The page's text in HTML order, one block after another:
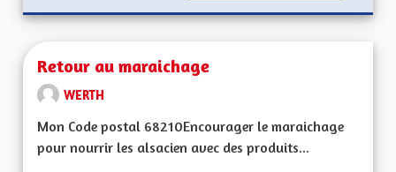
Retour au maraichage
WERTH
Mon Code postal 68210Encourager le maraichage
pour nourrir les alsacien avec des produits...